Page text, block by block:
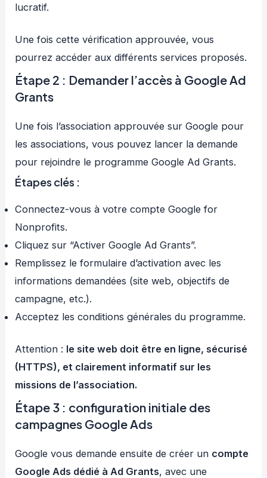
lucratif.
Une fois cette vérification approuvée, vous
pourrez accéder aux différents services proposés.
Étape 2 : Demander l’accès à Google Ad
Grants
Une fois l’association approuvée sur Google pour
les associations, vous pouvez lancer la demande
pour rejoindre le programme Google Ad Grants.
Étapes clés :
Connectez-vous à votre compte Google for
Nonprofits.
Cliquez sur “Activer Google Ad Grants”.
Remplissez le formulaire d’activation avec les
informations demandées (site web, objectifs de
campagne, etc.).
Acceptez les conditions générales du programme.
Attention : le site web doit être en ligne, sécurisé
(HTTPS), et clairement informatif sur les
missions de l’association.
Étape 3 : configuration initiale des
campagnes Google Ads
Google vous demande ensuite de créer un compte
Google Ads dédié à Ad Grants, avec une